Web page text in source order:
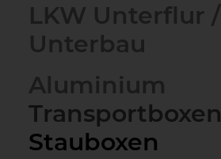
LKW Unterflur /
Unterbau
Aluminium
Transportboxen
Stauboxen